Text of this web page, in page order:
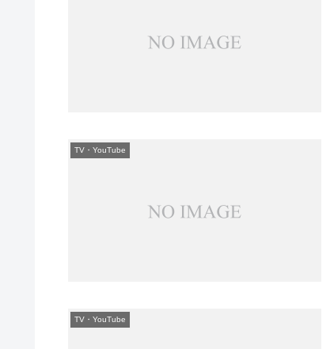
TV・YouTube
TV・YouTube